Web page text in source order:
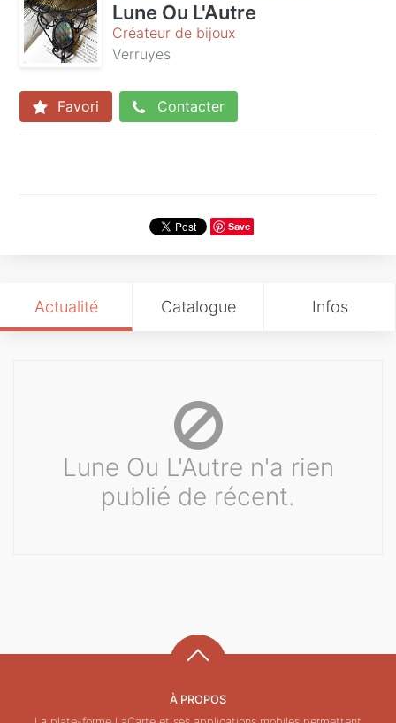
Lune Ou L'Autre
Créateur de bijoux
Verruyes
Favori Contacter
Save
Actualité Catalogue Infos
Lune Ou L'Autre n'a rien
publié de récent.
À PROPOS